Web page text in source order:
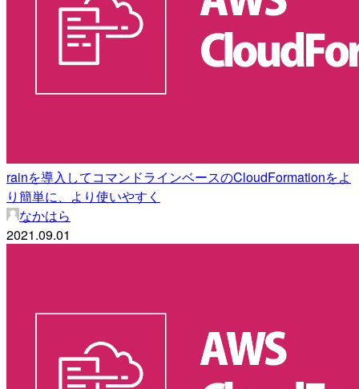
rainを導入してコマンドラインベースのCloudFormationをよ
り簡単に、より使いやすく
なかはら
2021.09.01